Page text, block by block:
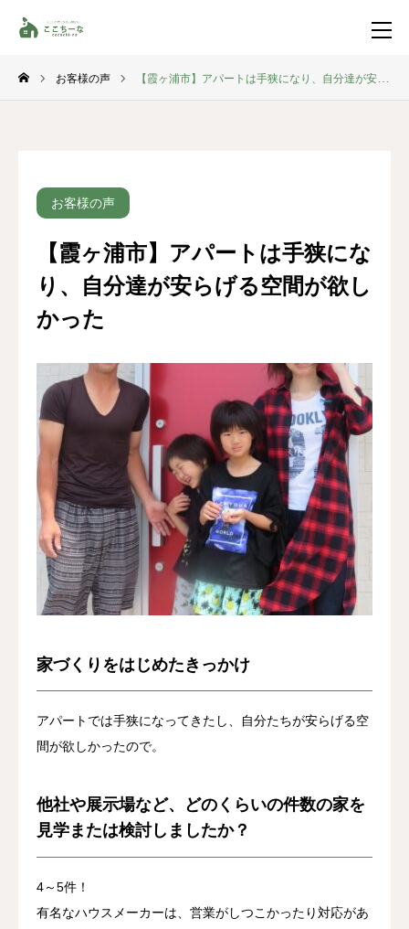
お客様の声 【霞ヶ浦市】アパートは手狭になり、自分達が安らげる空間が欲しかった
お客様の声
【霞ヶ浦市】アパートは手狭にな
り、自分達が安らげる空間が欲し
かった
家づくりをはじめたきっかけ
アパートでは手狭になってきたし、自分たちが安らげる空
間が欲しかったので。
他社や展示場など、どのくらいの件数の家を
見学または検討しましたか？
4～5件！
有名なハウスメーカーは、営業がしつこかったり対応があ
LINE登録
HOME
施工事例
お客様の声
よくある質問
イベント情報
会社概要